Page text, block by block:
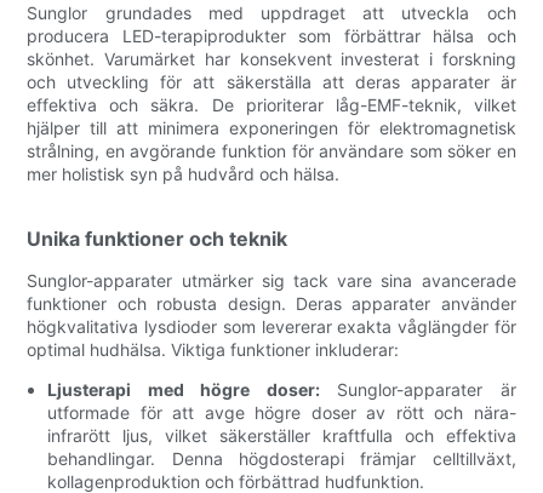
Sunglor grundades med uppdraget att utveckla och
producera LED-terapiprodukter som förbättrar hälsa och
skönhet. Varumärket har konsekvent investerat i forskning
och utveckling för att säkerställa att deras apparater är
effektiva och säkra. De prioriterar låg-EMF-teknik, vilket
hjälper till att minimera exponeringen för elektromagnetisk
strålning, en avgörande funktion för användare som söker en
mer holistisk syn på hudvård och hälsa.
Unika funktioner och teknik
Sunglor-apparater utmärker sig tack vare sina avancerade
funktioner och robusta design. Deras apparater använder
högkvalitativa lysdioder som levererar exakta våglängder för
optimal hudhälsa. Viktiga funktioner inkluderar:
Ljusterapi med högre doser:Sunglor-apparater är
utformade för att avge högre doser av rött och nära-
infrarött ljus, vilket säkerställer kraftfulla och effektiva
behandlingar. Denna högdosterapi främjar celltillväxt,
kollagenproduktion och förbättrad hudfunktion.